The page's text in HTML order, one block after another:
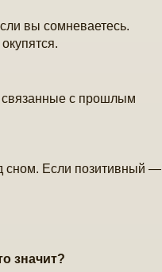
вы сомневаетесь.
связанные с прошлым
сном. Если позитивный —
значит?